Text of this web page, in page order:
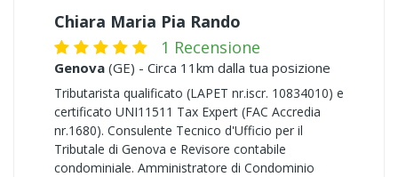
Chiara Maria Pia Rando
1 Recensione
Genova (GE) - Circa 11km dalla tua posizione
Tributarista qualificato (LAPET nr.iscr. 10834010) e
certificato UNI11511 Tax Expert (FAC Accredia
nr.1680). Consulente Tecnico d'Ufficio per il
Tributale di Genova e Revisore contabile
condominiale. Amministratore di Condominio